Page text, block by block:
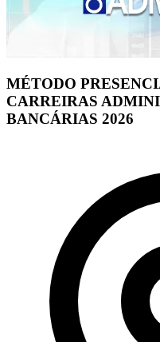
MÉTODO
CARREIRAS
BANCÁRIAS 2026